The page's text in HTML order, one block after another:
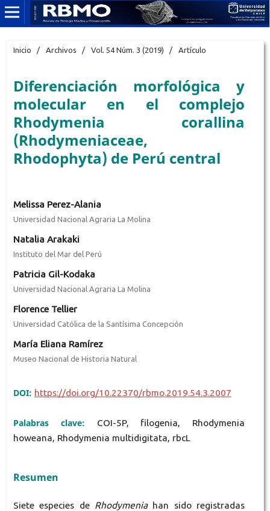
Inicio / Archivos / Vol. 54 Núm. 3 (2019) / Artículo
Diferenciación morfológica y
molecular en el complejo
Rhodymenia corallina
(Rhodymeniaceae,
Rhodophyta) de Perú central
Melissa Perez-Alania
Universidad Nacional Agraria La Molina
Natalia Arakaki
Instituto del Mar del Perú
Patricia Gil-Kodaka
Universidad Nacional Agraria La Molina
Florence Tellier
Universidad Católica de la Santísima Concepción
María Eliana Ramírez
Museo Nacional de Historia Natural
DOI: https://doi.org/10.22370/rbmo.2019.54.3.2007
Palabras clave:
COI-5P, filogenia, Rhodymenia
howeana, Rhodymenia multidigitata, rbcL
Resumen
Siete especies de Rhodymeniahan sido registradas